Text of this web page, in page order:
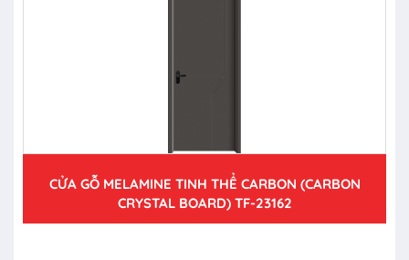
CỬA GỖ MELAMINE TINH THỂ CARBON (CARBON
CRYSTAL BOARD) TF-23162